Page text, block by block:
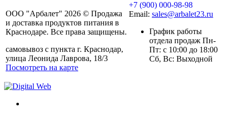
ООО "Арбалет" 2026 © Продажа
и доставка продуктов питания в
Краснодаре. Все права защищены.
самовывоз с пункта г. Краснодар,
улица Леонида Лаврова, 18/3
Посмотреть на карте
+7 (900) 000-98-98
Email: sales@arbalet23.ru
График работы
отдела продаж Пн-
Пт: с 10:00 до 18:00
Сб, Вс: Выходной